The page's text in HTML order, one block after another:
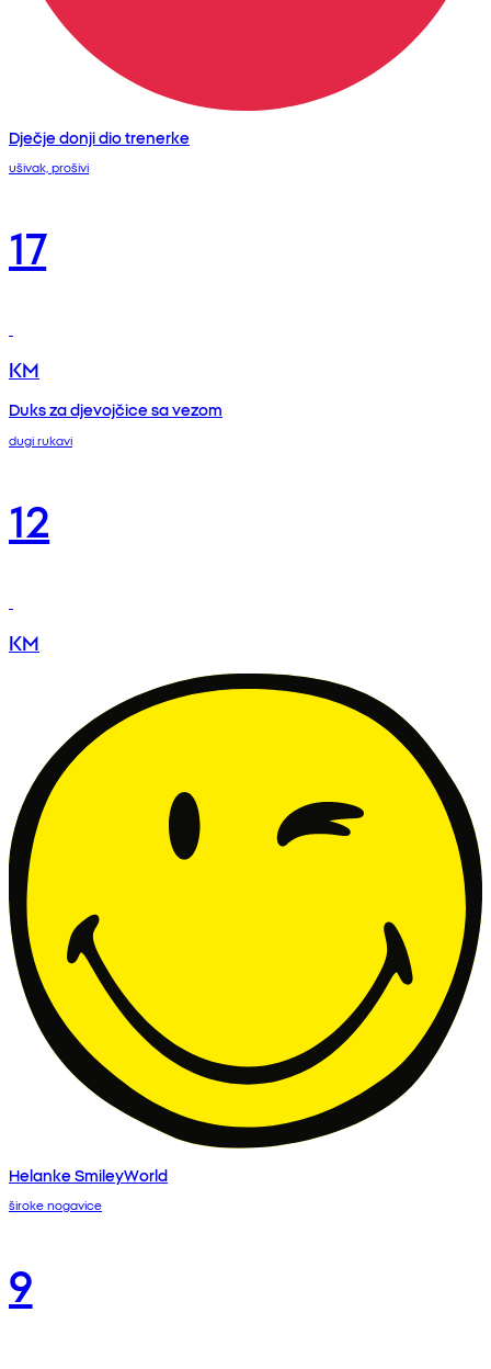
Dječje donji dio trenerke
ušivak, prošivi
17
KM
Duks za djevojčice sa vezom
dugi rukavi
12
KM
Helanke SmileyWorld
široke nogavice
9